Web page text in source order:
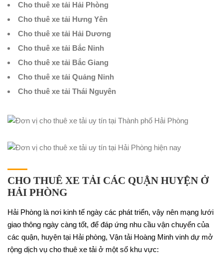
Cho thuê xe tải Hải Phòng
Cho thuê xe tải Hưng Yên
Cho thuê xe tải Hải Dương
Cho thuê xe tải Bắc Ninh
Cho thuê xe tải Bắc Giang
Cho thuê xe tải Quảng Ninh
Cho thuê xe tải Thái Nguyên
CHO THUÊ XE TẢI CÁC QUẬN HUYỆN Ở
HẢI PHÒNG
Hải Phòng là nơi kinh tế ngày các phát triển, vậy nên mạng lưới
giao thông ngày càng tốt, để đáp ứng nhu cầu vận chuyển của
các quận, huyện tại Hải phòng, Vận tải Hoàng Minh vinh dự mở
rộng dịch vụ cho thuê xe tải ở một số khu vực: